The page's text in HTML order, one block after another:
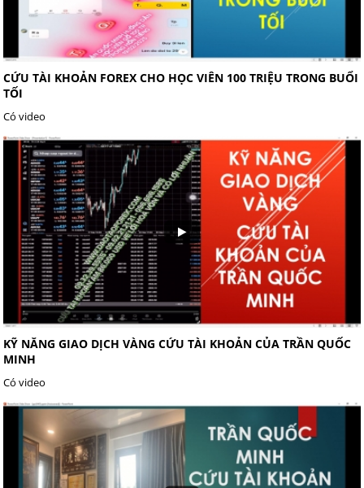
CỨU TÀI KHOẢN FOREX CHO HỌC VIÊN 100 TRIỆU TRONG BUỔI
TỐI
Có video
KỸ NĂNG GIAO DỊCH VÀNG CỨU TÀI KHOẢN CỦA TRẦN QUỐC
MINH
Có video